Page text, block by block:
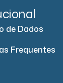
de Dados
Frequentes